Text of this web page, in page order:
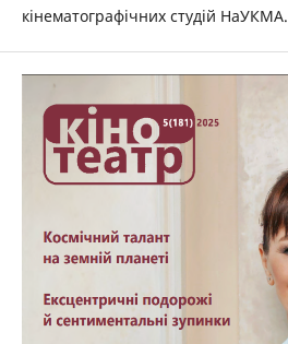
кінематографічних студій НаУКМА.